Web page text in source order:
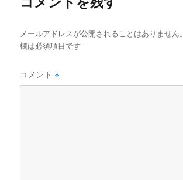
メールアドレスが公開されることはありません。
欄は必須項目です
コメント※